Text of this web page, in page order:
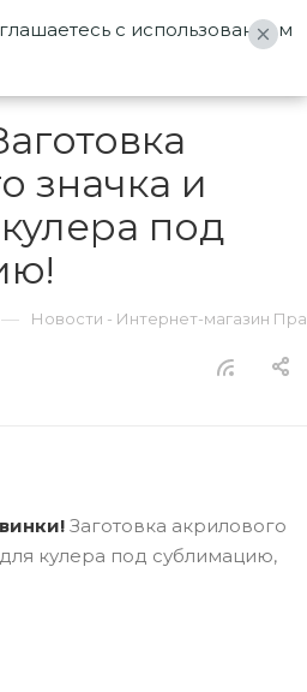
0
значка и
под
— Новости - Интернет-магазин
Заготовка акрилового
кулера под сублимацию,
с использованием